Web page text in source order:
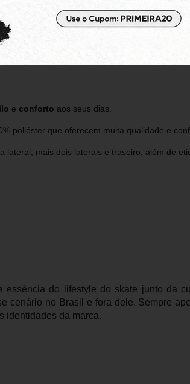
e conforto aos seus dias.
poliéster que oferecem muita qualidade e
lateral, mais dois laterais e traseiro, além de
do lifestyle do skate junto da
cenário no Brasil e fora dele. Sempre
identidades da marca.